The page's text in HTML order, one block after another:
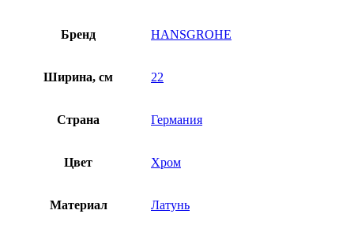
Бренд HANSGROHE
Ширина, см 22
Страна Германия
Цвет Хром
Материал Латунь